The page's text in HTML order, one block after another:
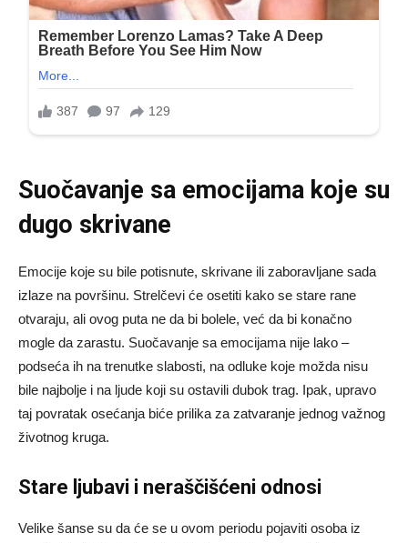
Suočavanje sa emocijama koje su
dugo skrivane
Emocije koje su bile potisnute, skrivane ili zaboravljane sada
izlaze na površinu. Strelčevi će osetiti kako se stare rane
otvaraju, ali ovog puta ne da bi bolele, već da bi konačno
mogle da zarastu. Suočavanje sa emocijama nije lako –
podseća ih na trenutke slabosti, na odluke koje možda nisu
bile najbolje i na ljude koji su ostavili dubok trag. Ipak, upravo
taj povratak osećanja biće prilika za zatvaranje jednog važnog
životnog kruga.
Stare ljubavi i neraščišćeni odnosi
Velike šanse su da će se u ovom periodu pojaviti osoba iz